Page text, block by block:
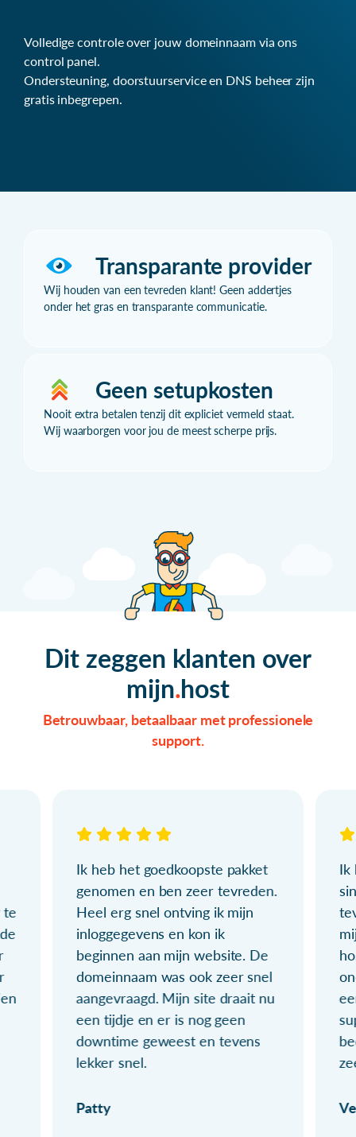
Volledige controle over jouw domeinnaam via ons
control panel.
Ondersteuning, doorstuurservice en DNS beheer zijn
gratis inbegrepen.
Transparante provider
Wij houden van een tevreden klant! Geen addertjes
onder het gras en transparante communicatie.
Geen setupkosten
Nooit extra betalen tenzij dit expliciet vermeld staat.
Wij waarborgen voor jou de meest scherpe prijs.
Dit zeggen klanten over
mijn host
Betrouwbaar, betaalbaar met professionele
support.
te
Ik heb het goedkoopste pakket
genomen en ben zeer tevreden.
Heel erg snel ontving ik mijn
inloggegevens en kon ik
beginnen aan mijn website. De
domeinnaam was ook zeer snel
aangevraagd. Mijn site draait nu
een tijdje en er is nog geen
downtime geweest en tevens
lekker snel.
Patty
Ik